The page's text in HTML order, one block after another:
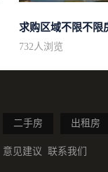
732人浏览
二手房 出租房
意见建议 联系我们